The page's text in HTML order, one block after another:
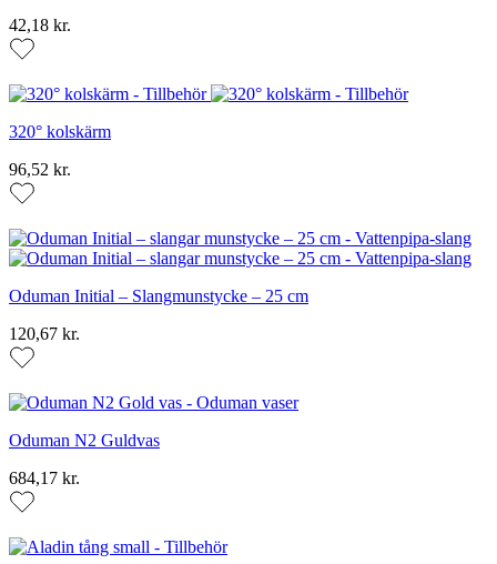
42,18 kr.
320° kolskärm
96,52 kr.
Oduman Initial – Slangmunstycke – 25 cm
120,67 kr.
Oduman N2 Guldvas
684,17 kr.